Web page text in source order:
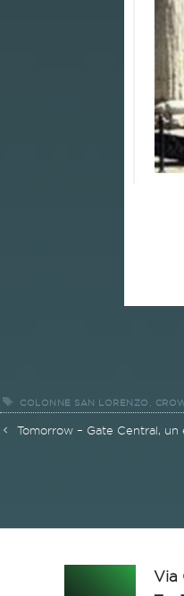
Tag
COLONNE SAN LORENZO
Navigazione
Tomorrow – Gate Central,
Via